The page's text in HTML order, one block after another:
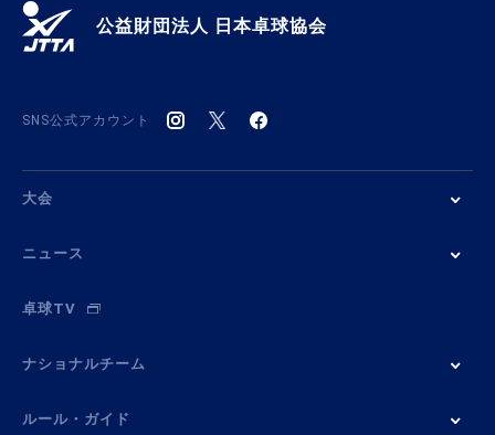
公益財団法人 日本卓球協会
SNS公式アカウント
大会
ニュース
卓球TV
ナショナルチーム
ルール・ガイド